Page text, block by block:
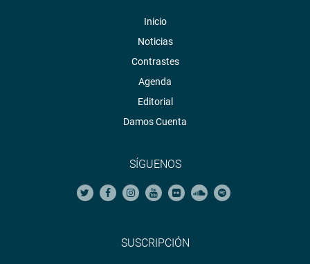
Inicio
Noticias
Contrastes
Agenda
Editorial
Damos Cuenta
SÍGUENOS
SUSCRIPCIÓN